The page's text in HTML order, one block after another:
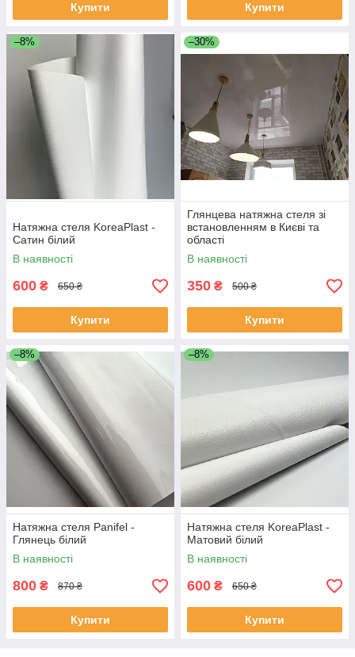
Купити Купити
–8%
Натяжна стеля KoreaPlast -
Сатин білий
В наявності
600 ₴ 650 ₴
Купити
–30%
Глянцева натяжна стеля зі
встановленням в Києві та
області
В наявності
350 ₴ 500 ₴
Купити
–8%
Натяжна стеля Panifel -
Глянець білий
В наявності
800 ₴ 870 ₴
Купити
–8%
Натяжна стеля KoreaPlast -
Матовий білий
В наявності
600 ₴ 650 ₴
Купити